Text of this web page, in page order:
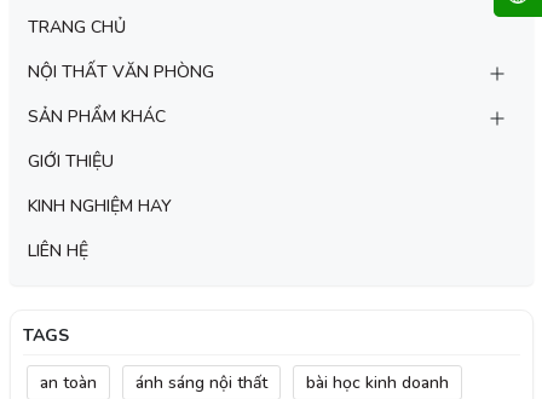
TRANG CHỦ
NỘI THẤT VĂN PHÒNG
SẢN PHẨM KHÁC
GIỚI THIỆU
KINH NGHIỆM HAY
LIÊN HỆ
TAGS
an toàn ánh sáng nội thất
bài học kinh doanh